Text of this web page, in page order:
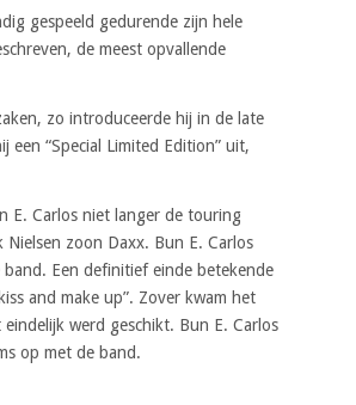
gespeeld gedurende zijn hele
de meest opvallende
zo introduceerde hij in de late
“Special Limited Edition” uit,
E. Carlos niet langer de touring
zoon Daxx. Bun E. Carlos
Een definitief einde betekende
and make up”. Zover kwam het
werd geschikt. Bun E. Carlos
op met de band.